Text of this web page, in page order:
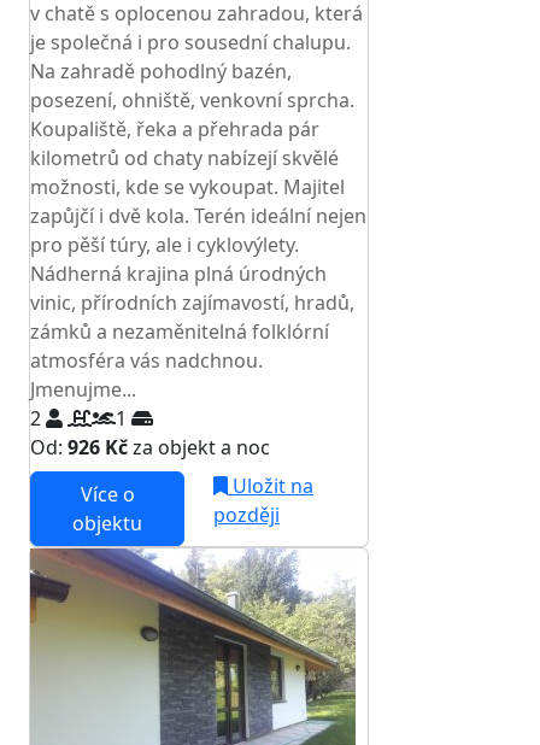
v chatě s oplocenou zahradou, která
je společná i pro sousední chalupu.
Na zahradě pohodlný bazén,
posezení, ohniště, venkovní sprcha.
Koupaliště, řeka a přehrada pár
kilometrů od chaty nabízejí skvělé
možnosti, kde se vykoupat. Majitel
zapůjčí i dvě kola. Terén ideální nejen
pro pěší túry, ale i cyklovýlety.
Nádherná krajina plná úrodných
vinic, přírodních zajímavostí, hradů,
zámků a nezaměnitelná folklórní
atmosféra vás nadchnou.
Jmenujme...
2
1
Od: 926 Kčza objekt a noc
Více o
objektu
Uložit na
později